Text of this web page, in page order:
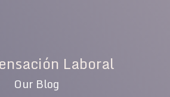
Laboral
Our Blog